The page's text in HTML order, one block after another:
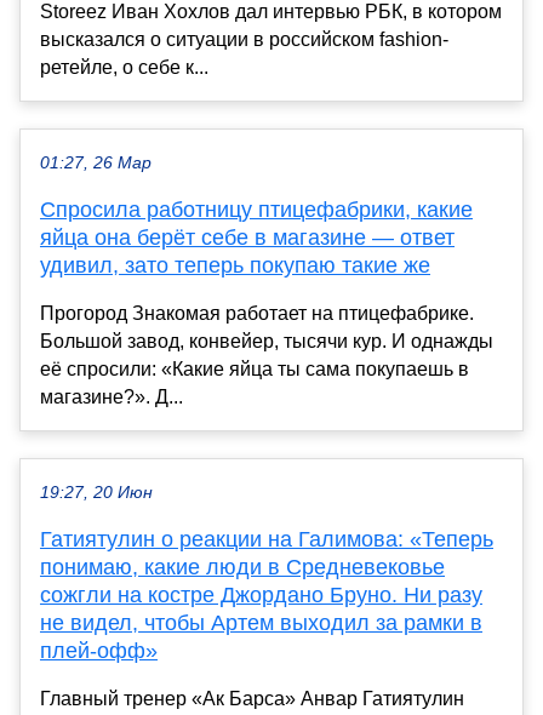
Storeez Иван Хохлов дал интервью РБК, в котором
высказался о ситуации в российском fashion-
ретейле, о себе к...
01:27, 26 Мар
Спросила работницу птицефабрики, какие
яйца она берёт себе в магазине — ответ
удивил, зато теперь покупаю такие же
Прогород Знакомая работает на птицефабрике.
Большой завод, конвейер, тысячи кур. И однажды
её спросили: «Какие яйца ты сама покупаешь в
магазине?». Д...
19:27, 20 Июн
Гатиятулин о реакции на Галимова: «Теперь
понимаю, какие люди в Средневековье
сожгли на костре Джордано Бруно. Ни разу
не видел, чтобы Артем выходил за рамки в
плей-офф»
Главный тренер «Ак Барса» Анвар Гатиятулин